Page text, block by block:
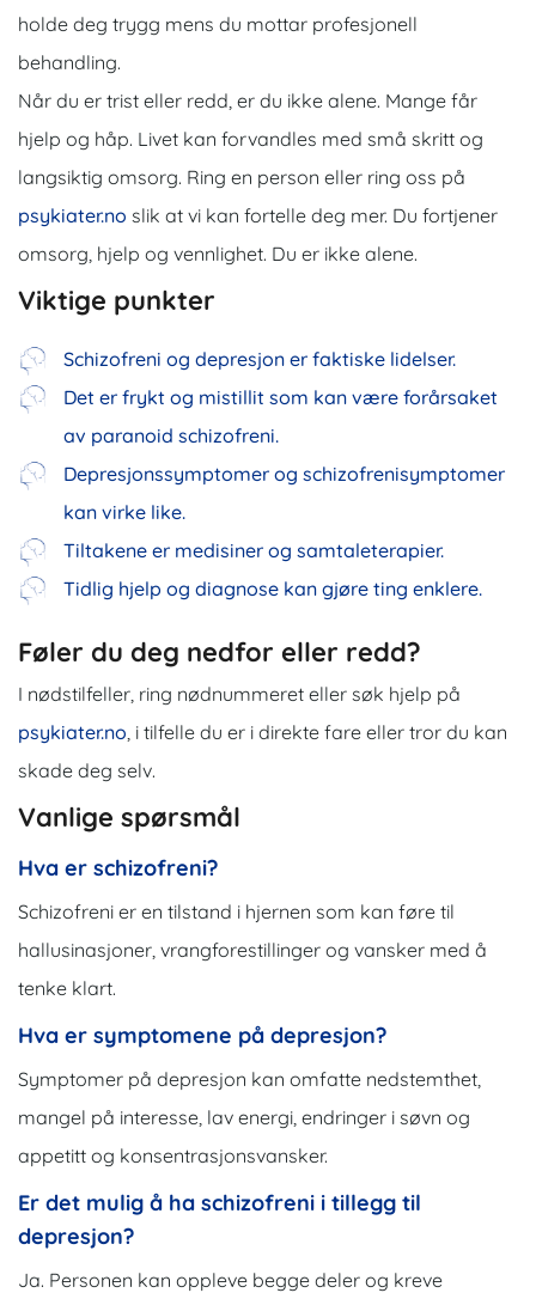
holde deg trygg mens du mottar profesjonell
behandling.
Når du er trist eller redd, er du ikke alene. Mange får
hjelp og håp. Livet kan forvandles med små skritt og
langsiktig omsorg. Ring en person eller ring oss på
psykiater.no slik at vi kan fortelle deg mer. Du fortjener
omsorg, hjelp og vennlighet. Du er ikke alene.
Viktige punkter
Schizofreni og depresjon er faktiske lidelser.
Det er frykt og mistillit som kan være forårsaket
av paranoid schizofreni.
Depresjonssymptomer og schizofrenisymptomer
kan virke like.
Tiltakene er medisiner og samtaleterapier.
Tidlig hjelp og diagnose kan gjøre ting enklere.
Føler du deg nedfor eller redd?
I nødstilfeller, ring nødnummeret eller søk hjelp på
psykiater.no, i tilfelle du er i direkte fare eller tror du kan
skade deg selv.
Vanlige spørsmål
Hva er schizofreni?
Schizofreni er en tilstand i hjernen som kan føre til
hallusinasjoner, vrangforestillinger og vansker med å
tenke klart.
Hva er symptomene på depresjon?
Symptomer på depresjon kan omfatte nedstemthet,
mangel på interesse, lav energi, endringer i søvn og
appetitt og konsentrasjonsvansker.
Er det mulig å ha schizofreni i tillegg til
depresjon?
Ja. Personen kan oppleve begge deler og kreve